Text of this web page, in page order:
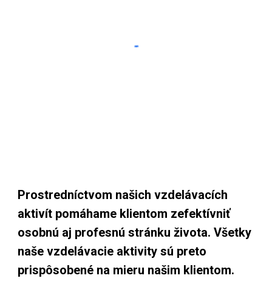
Prostredníctvom našich vzdelávacích
aktivít pomáhame klientom zefektívniť
osobnú aj profesnú stránku života. Všetky
naše vzdelávacie aktivity sú preto
prispôsobené na mieru našim klientom.